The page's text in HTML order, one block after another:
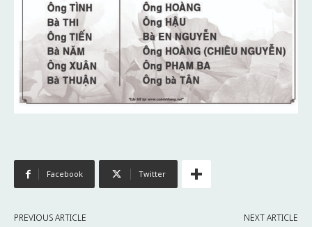
Facebook Twitter
PREVIOUS ARTICLE NEXT ARTICLE